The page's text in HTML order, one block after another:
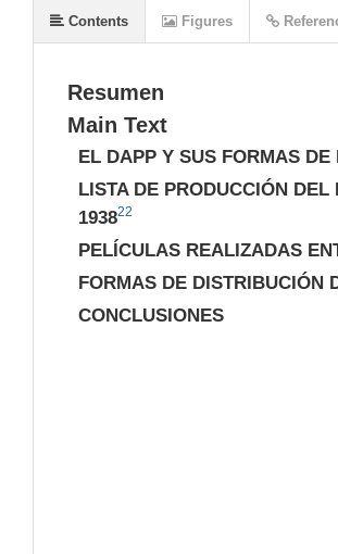
Resumen
Main Text
EL DAPP Y SUS FORMAS
LISTA DE PRODUCCIÓN
193822
PELÍCULAS REALIZADAS
FORMAS DE DISTRIBUCIÓN
CONCLUSIONES
Contents Figures